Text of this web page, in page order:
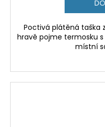
Poctivá plátěná taška
hravě pojme termosku s
místní